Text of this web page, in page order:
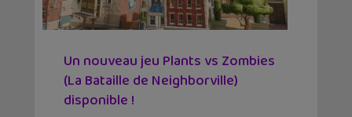
Un nouveau jeu Plants vs Zombies
(La Bataille de Neighborville)
disponible !